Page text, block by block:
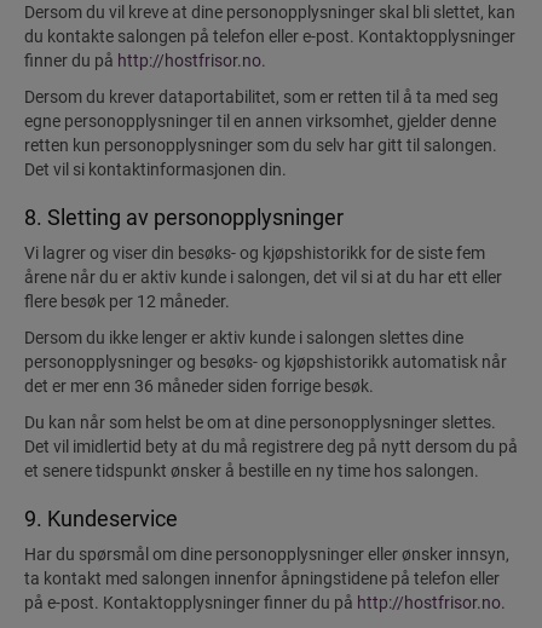
Dersom du vil kreve at dine personopplysninger skal bli slettet, kan
du kontakte salongen på telefon eller e-post. Kontaktopplysninger
finner du på http://hostfrisor.no.
Dersom du krever dataportabilitet, som er retten til å ta med seg
egne personopplysninger til en annen virksomhet, gjelder denne
retten kun personopplysninger som du selv har gitt til salongen.
Det vil si kontaktinformasjonen din.
8. Sletting av personopplysninger
Vi lagrer og viser din besøks- og kjøpshistorikk for de siste fem
årene når du er aktiv kunde i salongen, det vil si at du har ett eller
flere besøk per 12 måneder.
Dersom du ikke lenger er aktiv kunde i salongen slettes dine
personopplysninger og besøks- og kjøpshistorikk automatisk når
det er mer enn 36 måneder siden forrige besøk.
Du kan når som helst be om at dine personopplysninger slettes.
Det vil imidlertid bety at du må registrere deg på nytt dersom du på
et senere tidspunkt ønsker å bestille en ny time hos salongen.
9. Kundeservice
Har du spørsmål om dine personopplysninger eller ønsker innsyn,
ta kontakt med salongen innenfor åpningstidene på telefon eller
på e-post. Kontaktopplysninger finner du på http://hostfrisor.no.